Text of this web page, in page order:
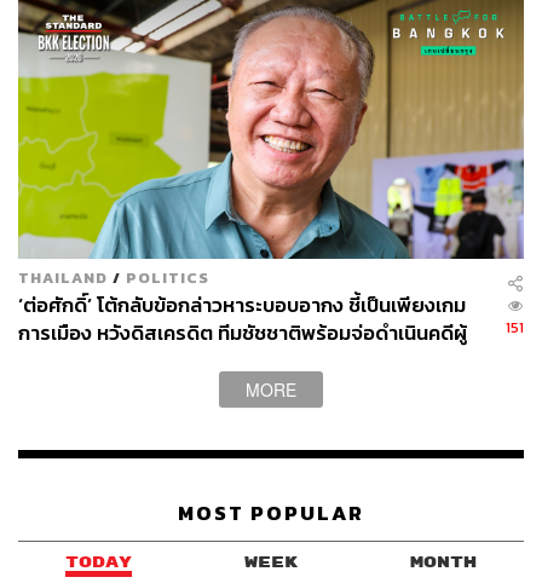
THAILAND / POLITICS
‘ต่อศักดิ์’ โต้กลับข้อกล่าวหาระบอบอากง ชี้เป็นเพียงเกม
การเมือง หวังดิสเครดิต ทีมชัชชาติพร้อมจ่อดำเนินคดีผู้
151
MORE
MOST POPULAR
TODAY WEEK MONTH